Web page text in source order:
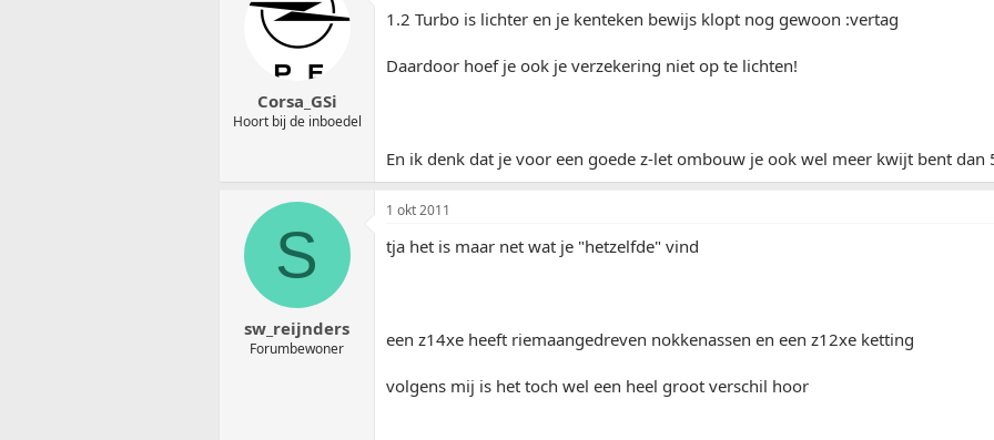
Corsa_GSi
Hoort bij de inboedel
1.2 Turbo is lichter en je kenteken bewijs klopt nog gewoon :vertag
Daardoor hoef je ook je verzekering niet op te lichten!
En ik denk dat je voor een goede z-let ombouw je ook wel meer kwijt bent dan
S
sw_reijnders
Forumbewoner
1 okt 2011
tja het is maar net wat je "hetzelfde" vind
een z14xe heeft riemaangedreven nokkenassen en een z12xe ketting
volgens mij is het toch wel een heel groot verschil hoor